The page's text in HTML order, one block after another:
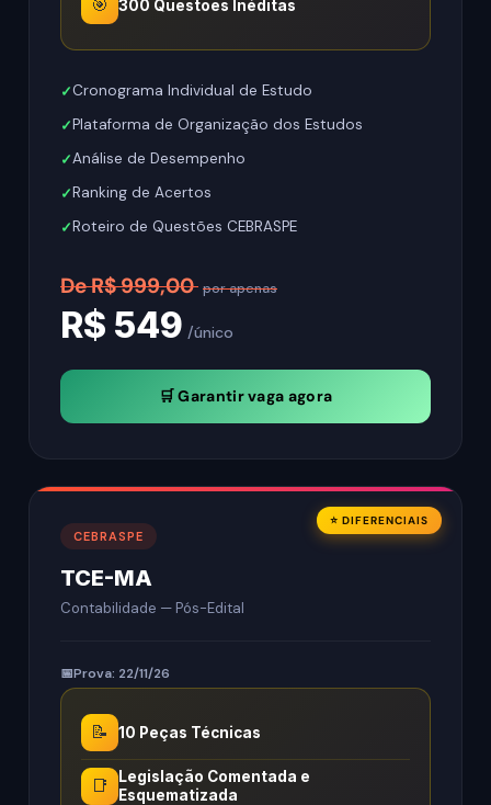
🎯 300 Questões Inéditas
Cronograma Individual de Estudo
Plataforma de Organização dos Estudos
Análise de Desempenho
Ranking de Acertos
Roteiro de Questões CEBRASPE
De R$ 999,00 por apenas
R$ 549 /único
🛒 Garantir vaga agora
⭐ DIFERENCIAIS
CEBRASPE
TCE-MA
Contabilidade — Pós-Edital
Prova: 22/11/26
📝 10 Peças Técnicas
📑
Legislação Comentada e
Esquematizada